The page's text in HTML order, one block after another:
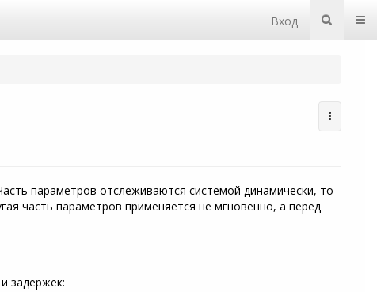
Вход
параметров отслеживаются системой динамически, то
часть параметров применяется не мгновенно, а перед
задержек: